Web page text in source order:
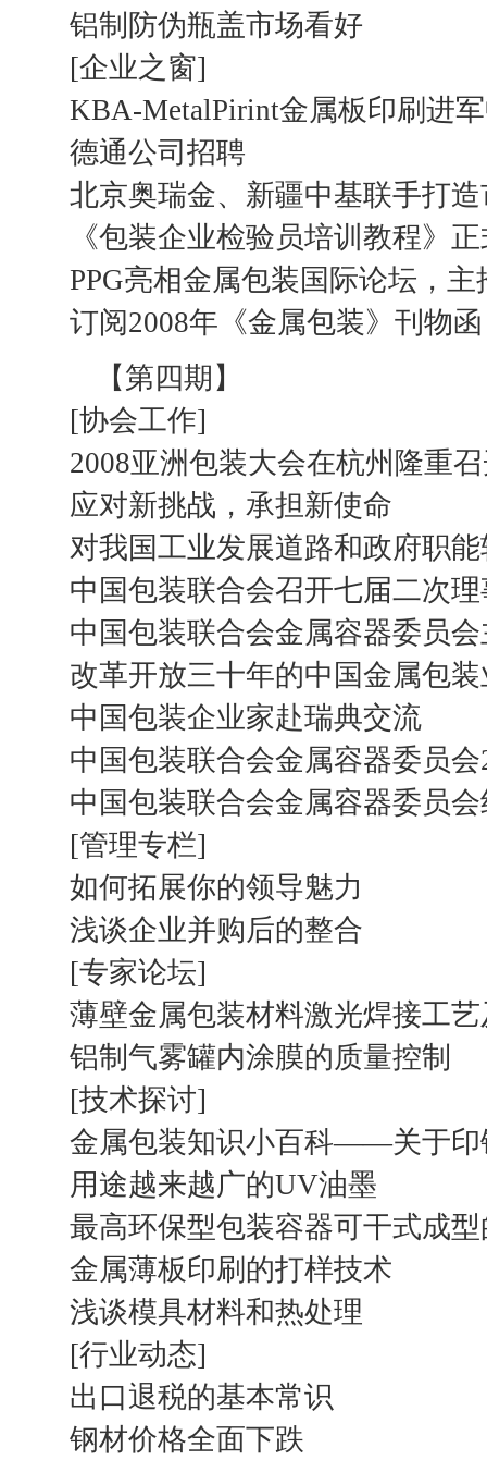
铝制防伪瓶盖市场看好
[企业之窗]
KBA-MetalPirint金属板印刷进
德通公司招聘
北京奥瑞金、新疆中基联手打
《包装企业检验员培训教程》
PPG亮相金属包装国际论坛，
订阅2008年《金属包装》刊物函
【第四期】
[协会工作]
2008亚洲包装大会在杭州隆重
应对新挑战，承担新使命
对我国工业发展道路和政府职
中国包装联合会召开七届二次
中国包装联合会金属容器委员
改革开放三十年的中国金属包装
中国包装企业家赴瑞典交流
中国包装联合会金属容器委员
中国包装联合会金属容器委员
[管理专栏]
如何拓展你的领导魅力
浅谈企业并购后的整合
[专家论坛]
薄壁金属包装材料激光焊接工
铝制气雾罐内涂膜的质量控制
[技术探讨]
金属包装知识小百科——关于印
用途越来越广的UV油墨
最高环保型包装容器可干式成
金属薄板印刷的打样技术
浅谈模具材料和热处理
[行业动态]
出口退税的基本常识
钢材价格全面下跌